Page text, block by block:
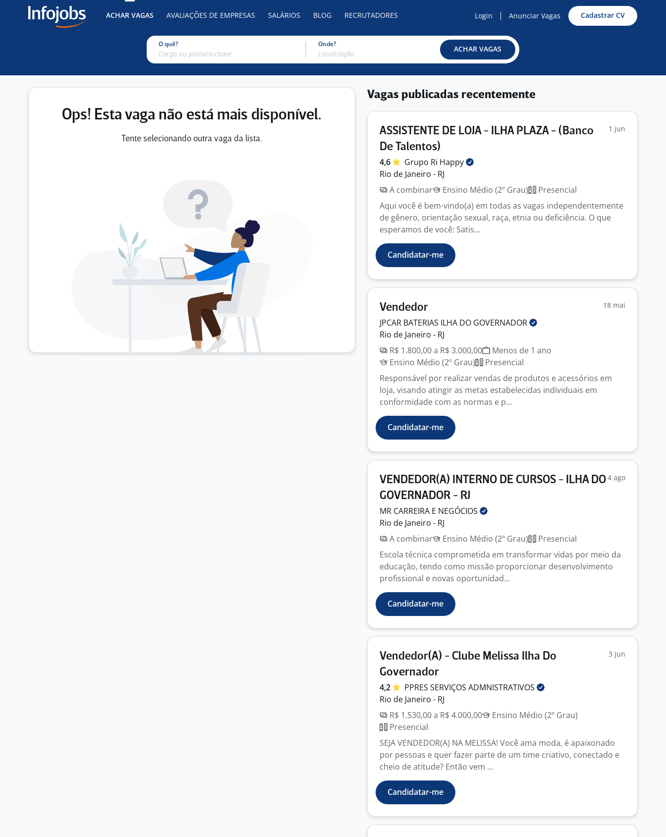
ACHAR VAGAS AVALIAÇÕES DE EMPRESAS SALÁRIOS BLOG RECRUTADORES Login Anunciar Vagas Cadastrar CV
O quê? Onde?
ACHAR VAGAS
Ops! Esta vaga não está mais disponível.
Tente selecionando outra vaga da lista.
Vagas publicadas recentemente
ASSISTENTE DE LOJA - ILHA PLAZA - (Banco
De Talentos)
1 jun
4,6 Grupo Ri Happy
Rio de Janeiro - RJ
A combinar
Ensino Médio (2º Grau)
Presencial
Aqui você é bem-vindo(a) em todas as vagas independentemente
de gênero, orientação sexual, raça, etnia ou deficiência. O que
esperamos de você: Satis...
Candidatar-me
Vendedor 18 mai
JPCAR BATERIAS ILHA DO GOVERNADOR
Rio de Janeiro - RJ
R$ 1.800,00 a R$ 3.000,00
Menos de 1 ano
Ensino Médio (2º Grau)
Presencial
Responsável por realizar vendas de produtos e acessórios em
loja, visando atingir as metas estabelecidas individuais em
conformidade com as normas e p...
Candidatar-me
VENDEDOR(A) INTERNO DE CURSOS - ILHA DO
GOVERNADOR - RJ
4 ago
MR CARREIRA E NEGÓCIOS
Rio de Janeiro - RJ
A combinar
Ensino Médio (2º Grau)
Presencial
Escola técnica comprometida em transformar vidas por meio da
educação, tendo como missão proporcionar desenvolvimento
profissional e novas oportunidad...
Candidatar-me
Vendedor(A) - Clube Melissa Ilha Do
Governador
3 jun
4,2 PPRES SERVIÇOS ADMNISTRATIVOS
Rio de Janeiro - RJ
R$ 1.530,00 a R$ 4.000,00
Ensino Médio (2º Grau)
Presencial
SEJA VENDEDOR(A) NA MELISSA! Você ama moda, é apaixonado
por pessoas e quer fazer parte de um time criativo, conectado e
cheio de atitude? Então vem ...
Candidatar-me